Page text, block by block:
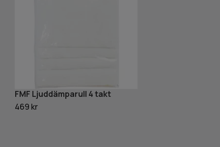
FMF Ljuddämparull 4 takt
469 kr